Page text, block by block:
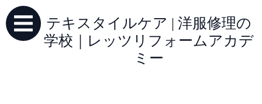
テキスタイルケア | 洋服修理の
学校｜レッツリフォームアカデ
ミー